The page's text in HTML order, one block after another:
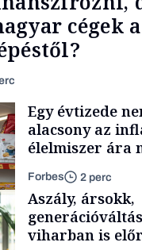
cégek a
Egy évtizede
alacsony az
élelmiszer ára
rohamosan
Forbes 2 perc
Aszály, ársokk,
viharban is